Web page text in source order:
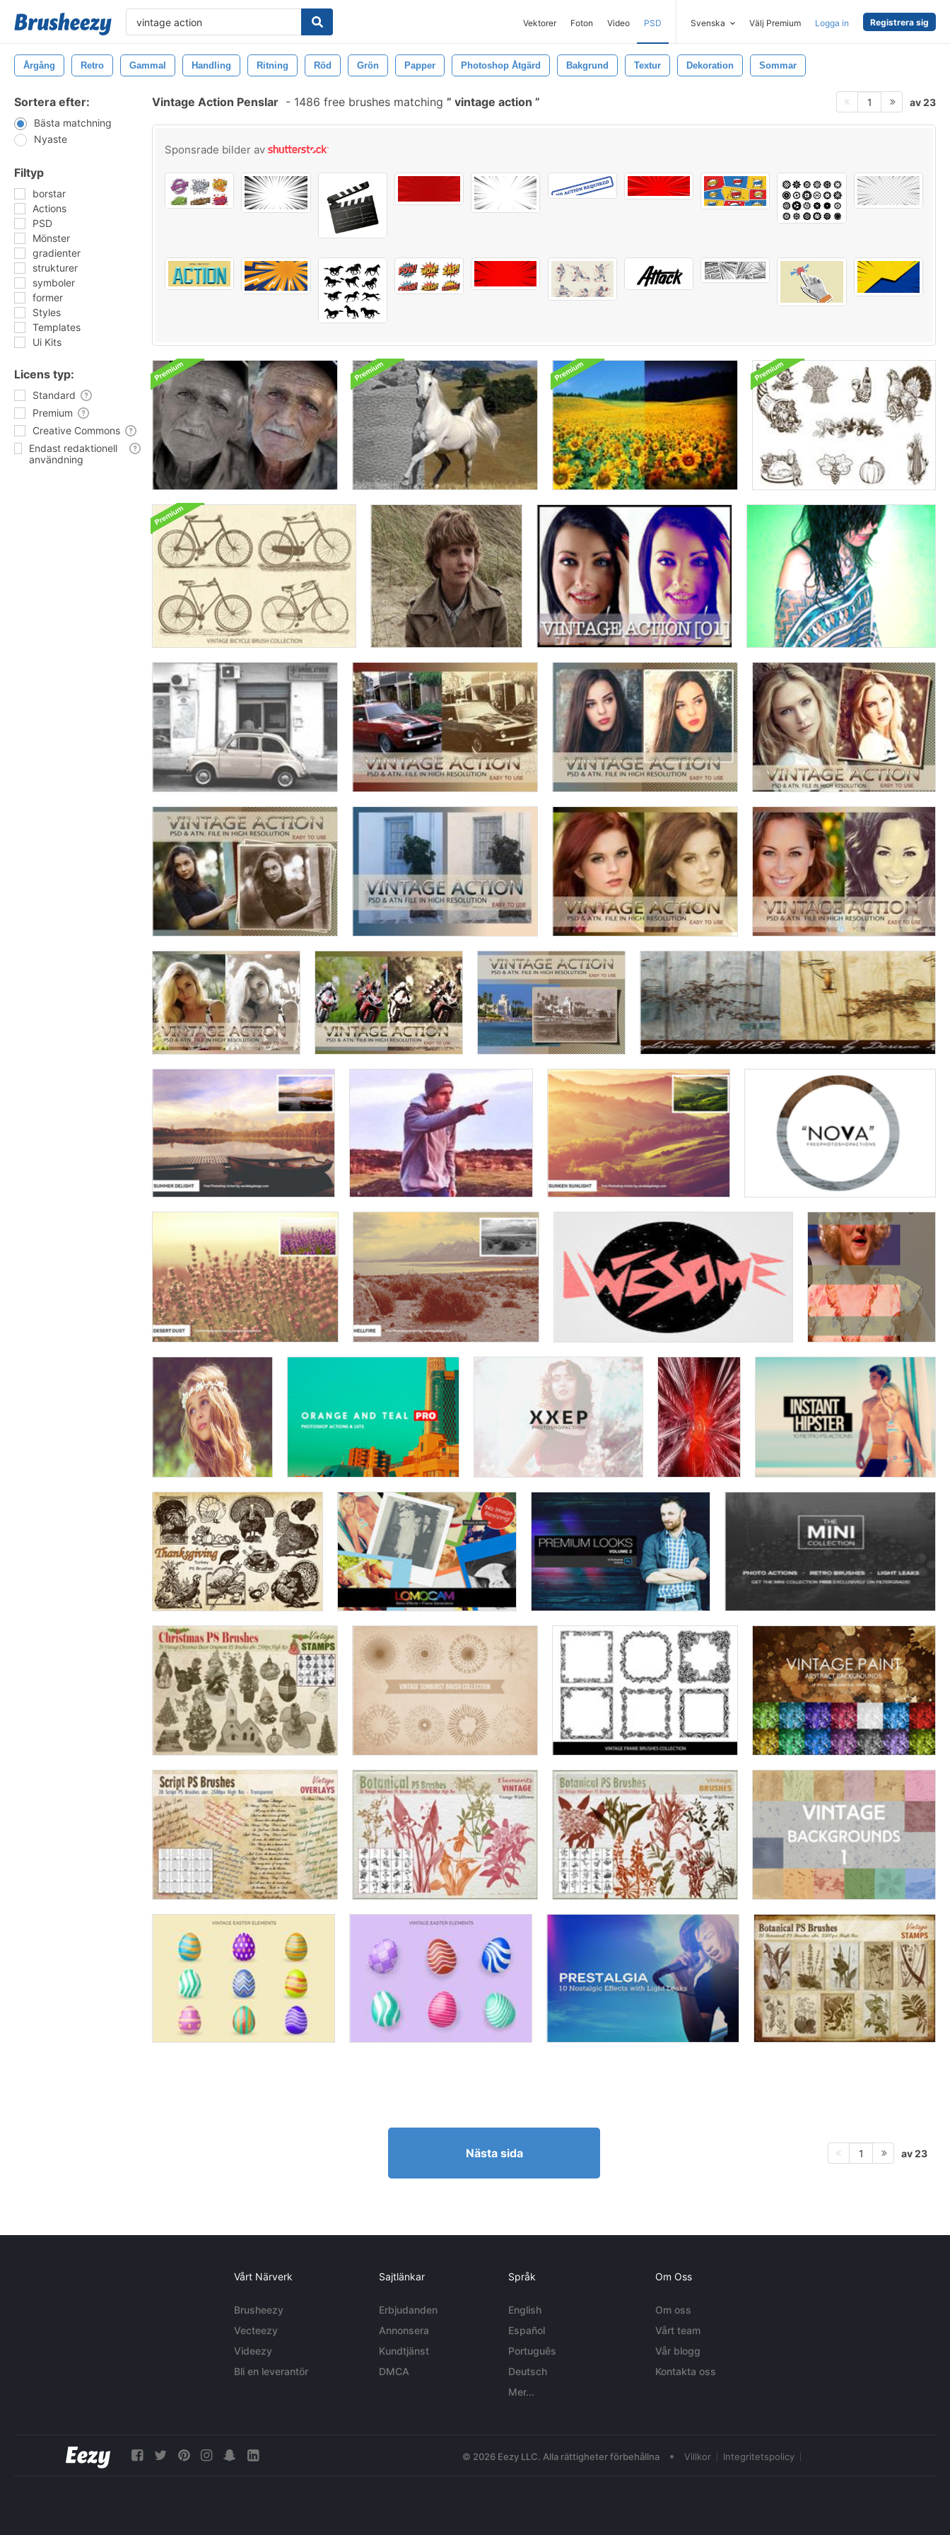
Vektorer Foton Video PSD Svenska Välj Premium Logga in Registrera sig
Årgång Retro Gammal Handling Ritning Röd Grön Papper Photoshop Åtgärd Bakgrund Textur Dekoration Sommar
Sortera efter:
Bästa matchning
Nyaste
Filtyp
borstar
Actions
PSD
Mönster
gradienter
strukturer
symboler
former
Styles
Templates
Ui Kits
Licens typ:
Standard
Premium
Creative Commons
Endast redaktionell
användning
Vintage Action Penslar - 1486 free brushes matching vintage action 1 av 23
Sponsrade bilder av
Nästa sida 1 av 23
Vårt Närverk
Brusheezy
Vecteezy
Videezy
Bli en leverantör
Sajtlänkar
Erbjudanden
Annonsera
Kundtjänst
DMCA
Språk
English
Español
Português
Deutsch
Mer...
Om Oss
Om oss
Vårt team
Vår blogg
Kontakta oss
© 2026 Eezy LLC. Alla rättigheter förbehållna • Villkor Integritetspolicy